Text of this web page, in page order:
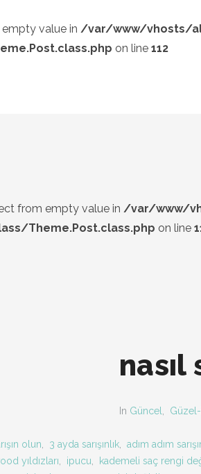
value in /var/www/vhosts/
on line 112
from empty value in /var/www/
Theme.Post.class.php on line
nasıl
In Güncel
olun
3 ayda sarışınlık, adım adım
yıldızları ipucu kademeli saç rengi